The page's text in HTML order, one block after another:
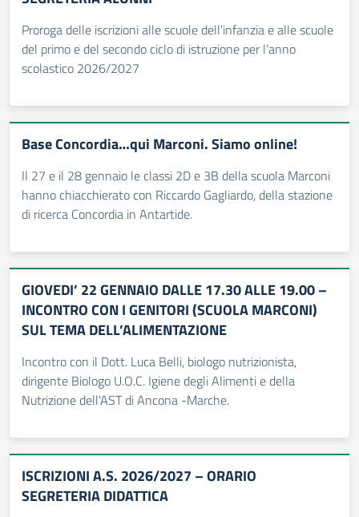
Proroga delle iscrizioni alle scuole dell’infanzia e alle scuole
del primo e del secondo ciclo di istruzione per l’anno
scolastico 2026/2027
Base Concordia…qui Marconi. Siamo online!
Il 27 e il 28 gennaio le classi 2D e 3B della scuola Marconi
hanno chiacchierato con Riccardo Gagliardo, della stazione
di ricerca Concordia in Antartide.
GIOVEDI’ 22 GENNAIO DALLE 17.30 ALLE 19.00 –
INCONTRO CON I GENITORI (SCUOLA MARCONI)
SUL TEMA DELL’ALIMENTAZIONE
Incontro con il Dott. Luca Belli, biologo nutrizionista,
dirigente Biologo U.O.C. Igiene degli Alimenti e della
Nutrizione dell'AST di Ancona -Marche.
ISCRIZIONI A.S. 2026/2027 – ORARIO
SEGRETERIA DIDATTICA